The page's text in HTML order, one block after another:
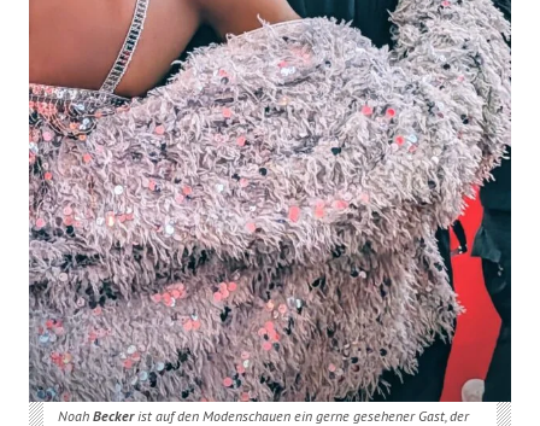
Noah Beckerist auf den Modenschauen ein gerne gesehener Gast, der